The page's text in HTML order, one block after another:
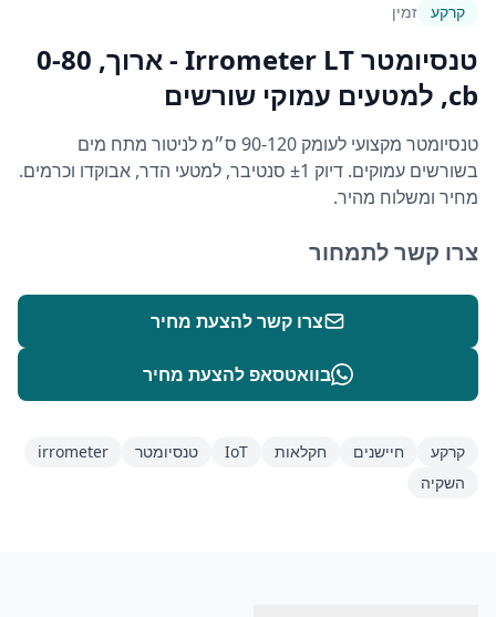
קרקע זמין
טנסיומטר Irrometer LT - ארוך, 0-80
cb, למטעים עמוקי שורשים
טנסיומטר מקצועי לעומק 90-120 ס״מ לניטור מתח מים
בשורשים עמוקים. דיוק ±1 סנטיבר, למטעי הדר, אבוקדו וכרמים.
מחיר ומשלוח מהיר.
צרו קשר לתמחור
צרו קשר להצעת מחיר
בוואטסאפ להצעת מחיר
קרקע חיישנים חקלאות IoT טנסיומטר
irrometer
השקיה